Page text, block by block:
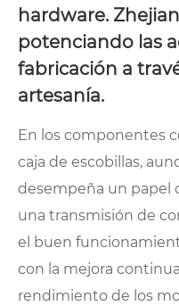
hardware.
potenciando las
fabricación a
artesanía.
En los componentes
caja de escobillas,
desempeña un papel
una transmisión de
el buen
con la mejora
rendimiento de los